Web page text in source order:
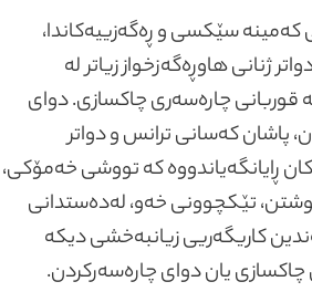
کەمینە سێکسی و ڕەگەزییەکاندا،
ژنانی هاوڕەگەزخواز زیاتر لە
قوربانی چارەسەری چاکسازی. دوای
پاشان کەسانی ترانس و دواتر
ڕایانگەیاندووە کە تووشی خەمۆکی،
تێکچوونی خەو، لەدەستدانی
کاریگەریی زیانبەخشی دیکە
یان دوای چارەسەرکردن.